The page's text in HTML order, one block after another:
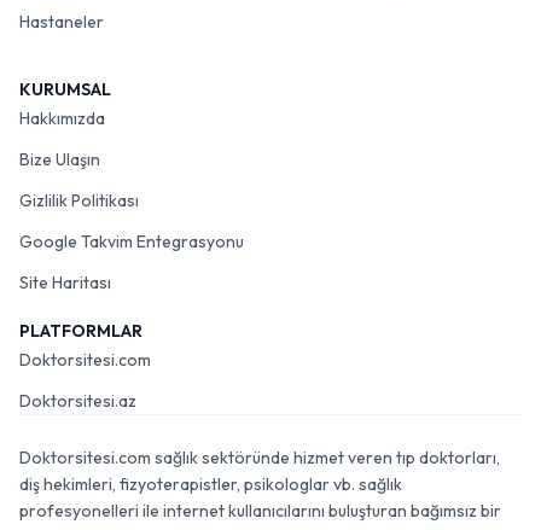
Hastaneler
KURUMSAL
Hakkımızda
Bize Ulaşın
Gizlilik Politikası
Google Takvim Entegrasyonu
Site Haritası
PLATFORMLAR
Doktorsitesi.com
Doktorsitesi.az
Doktorsitesi.com sağlık sektöründe hizmet veren tıp doktorları,
diş hekimleri, fizyoterapistler, psikologlar vb. sağlık
profesyonelleri ile internet kullanıcılarını buluşturan bağımsız bir